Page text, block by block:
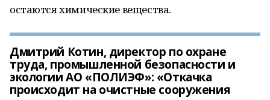
остаются химические вещества.
Дмитрий Котин, директор по охране
труда, промышленной безопасности и
экологии АО «ПОЛИЭФ»: «Откачка
происходит на очистные сооружения